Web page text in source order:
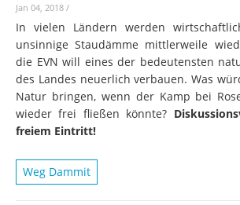
Jan 04, 2018 /
In vielen Ländern werden
unsinnige Staudämme mittlerweile
die EVN will eines der bedeutensten
des Landes neuerlich verbauen. Was
Natur bringen, wenn der Kamp bei
wieder frei fließen könnte?
freiem Eintritt!
Weg Dammit